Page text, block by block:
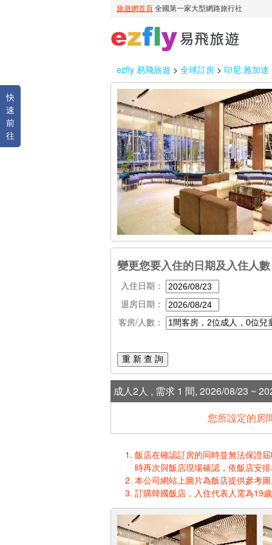
ezfly 易飛旅遊 > 全球訂房 > 印尼 雅加達
快
速
前
往
變更您要入住的日期及入住人數
入住日期：
退房日期：
客房/人數：
重 新 查 詢
成人2人 , 需求 1 間, 2026/08/23 ~
您所設定的房
飯店在確認訂房的同時並無法保證
時再次與飯店現場確認，依飯店安
本公司網站上圖片為飯店提供參考
訂購韓國飯店，入住代表人需為19